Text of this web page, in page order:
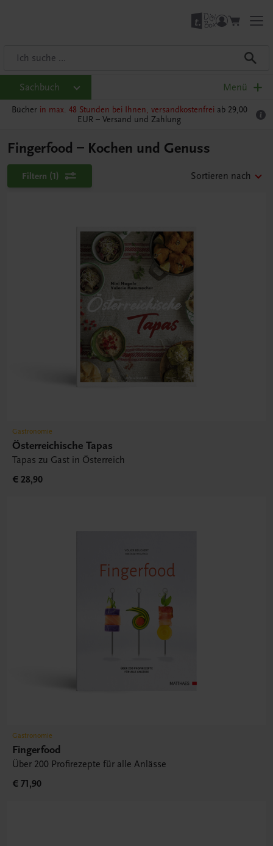
Sachbuch Menü
Bücher in max. 48 Stunden bei Ihnen, versandkostenfrei ab 29,00
EUR – Versand und Zahlung
Fingerfood – Kochen und Genuss
Filtern (1) Sortieren nach
Gastronomie
Österreichische Tapas
Tapas zu Gast in Österreich
€ 28,90
Gastronomie
Fingerfood
Über 200 Profirezepte für alle Anlässe
€ 71,90